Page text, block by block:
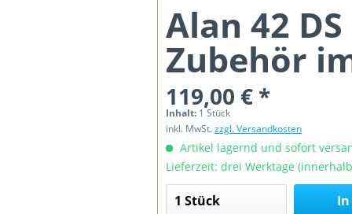
Alan 42
Zubehör
119,00 € *
Inhalt: 1 Stück
inkl. MwSt.zzgl. Versandkosten
Artikel lagernd und sofort
Lieferzeit: drei Werktage